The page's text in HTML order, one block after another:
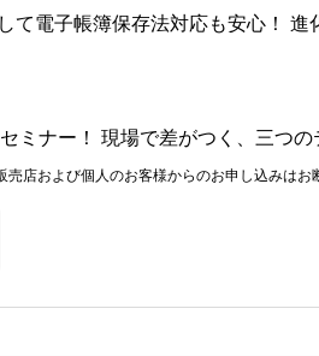
て電子帳簿保存法対応も安心！ 進
ナー！ 現場で差がつく、三つの
店および個人のお客様からのお申し込みはお